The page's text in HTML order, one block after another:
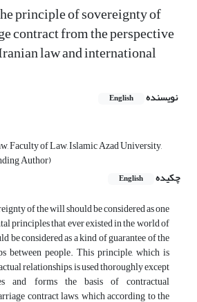
principle of sovereignty of
contract from the perspective
law and international
نویسنده English
Faculty of Law, Islamic Azad University,
Author)
چکیده
English
of the will should be considered as one
principles that ever existed in the world of
be considered as a kind of guarantee of the
between people. This principle, which is
relationships, is used thoroughly except
and forms the basis of contractual
contract laws, which according to the